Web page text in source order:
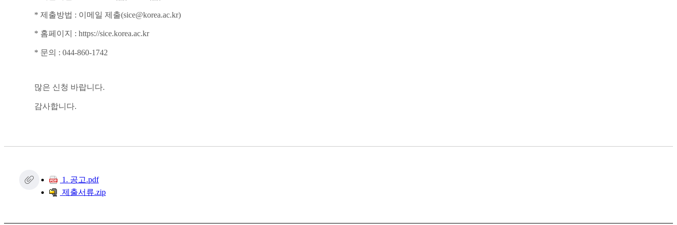
* 제출방법 : 이메일 제출(sice@korea.ac.kr)
* 홈페이지 : https://sice.korea.ac.kr
* 문의 : 044-860-1742
많은 신청 바랍니다.
감사합니다.
1. 공고.pdf
제출서류.zip